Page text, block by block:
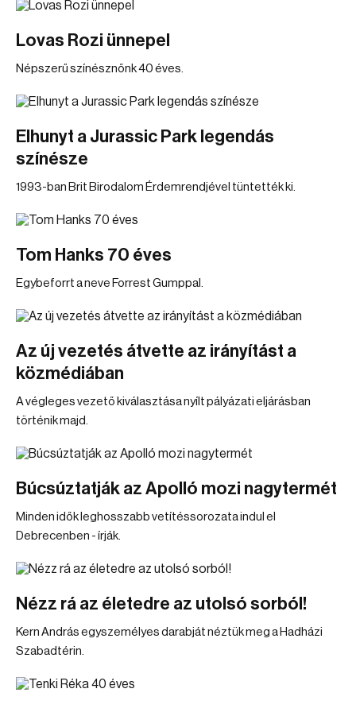
Lovas Rozi ünnepel
Népszerű színésznőnk 40 éves.
Elhunyt a Jurassic Park legendás
színésze
1993-ban Brit Birodalom Érdemrendjével tüntették ki.
Tom Hanks 70 éves
Egybeforrt a neve Forrest Gumppal.
Az új vezetés átvette az irányítást a
közmédiában
A végleges vezető kiválasztása nyílt pályázati eljárásban
történik majd.
Búcsúztatják az Apolló mozi nagytermét
Minden idők leghosszabb vetítéssorozata indul el
Debrecenben - írják.
Nézz rá az életedre az utolsó sorból!
Kern András egyszemélyes darabját néztük meg a Hadházi
Szabadtérin.